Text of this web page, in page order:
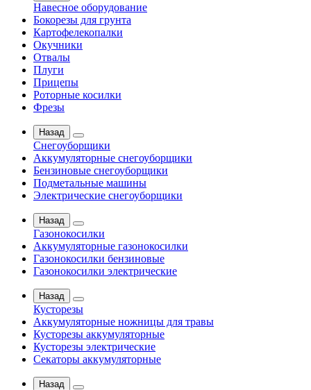
Навесное оборудование
Бокорезы для грунта
Картофелекопалки
Окучники
Отвалы
Плуги
Прицепы
Роторные косилки
Фрезы
Назад
Снегоуборщики
Аккумуляторные снегоуборщики
Бензиновые снегоуборщики
Подметальные машины
Электрические снегоуборщики
Назад
Газонокосилки
Аккумуляторные газонокосилки
Газонокосилки бензиновые
Газонокосилки электрические
Назад
Кусторезы
Аккумуляторные ножницы для травы
Кусторезы аккумуляторные
Кусторезы электрические
Секаторы аккумуляторные
Назад